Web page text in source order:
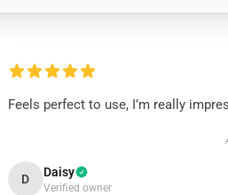
Feels perfect to use, I’m really
D Daisy
Verified owner